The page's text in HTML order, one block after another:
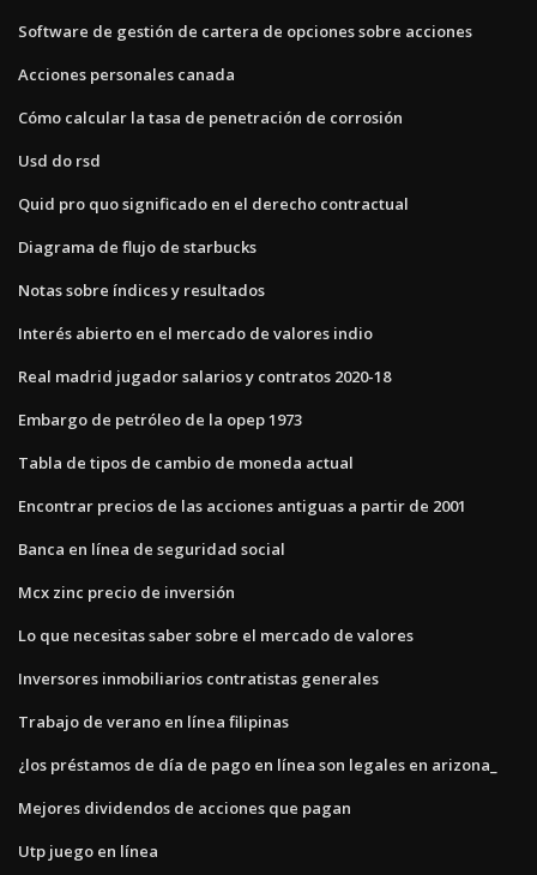
Software de gestión de cartera de opciones sobre acciones
Acciones personales canada
Cómo calcular la tasa de penetración de corrosión
Usd do rsd
Quid pro quo significado en el derecho contractual
Diagrama de flujo de starbucks
Notas sobre índices y resultados
Interés abierto en el mercado de valores indio
Real madrid jugador salarios y contratos 2020-18
Embargo de petróleo de la opep 1973
Tabla de tipos de cambio de moneda actual
Encontrar precios de las acciones antiguas a partir de 2001
Banca en línea de seguridad social
Mcx zinc precio de inversión
Lo que necesitas saber sobre el mercado de valores
Inversores inmobiliarios contratistas generales
Trabajo de verano en línea filipinas
¿los préstamos de día de pago en línea son legales en arizona_
Mejores dividendos de acciones que pagan
Utp juego en línea